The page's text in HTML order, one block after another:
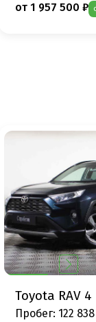
от 1 957 500 ₽
Toyota RAV 4
Пробег: 122 838